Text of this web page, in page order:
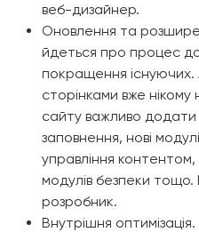
веб-дизайнер.
Оновлення та
йдеться про процес
покращення існуючих.
сторінками вже нікому
сайту важливо додати
заповнення, нові
управління
модулів безпеки
розробник.
Внутрішня